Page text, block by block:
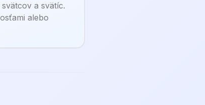
a svätíc.
alebo